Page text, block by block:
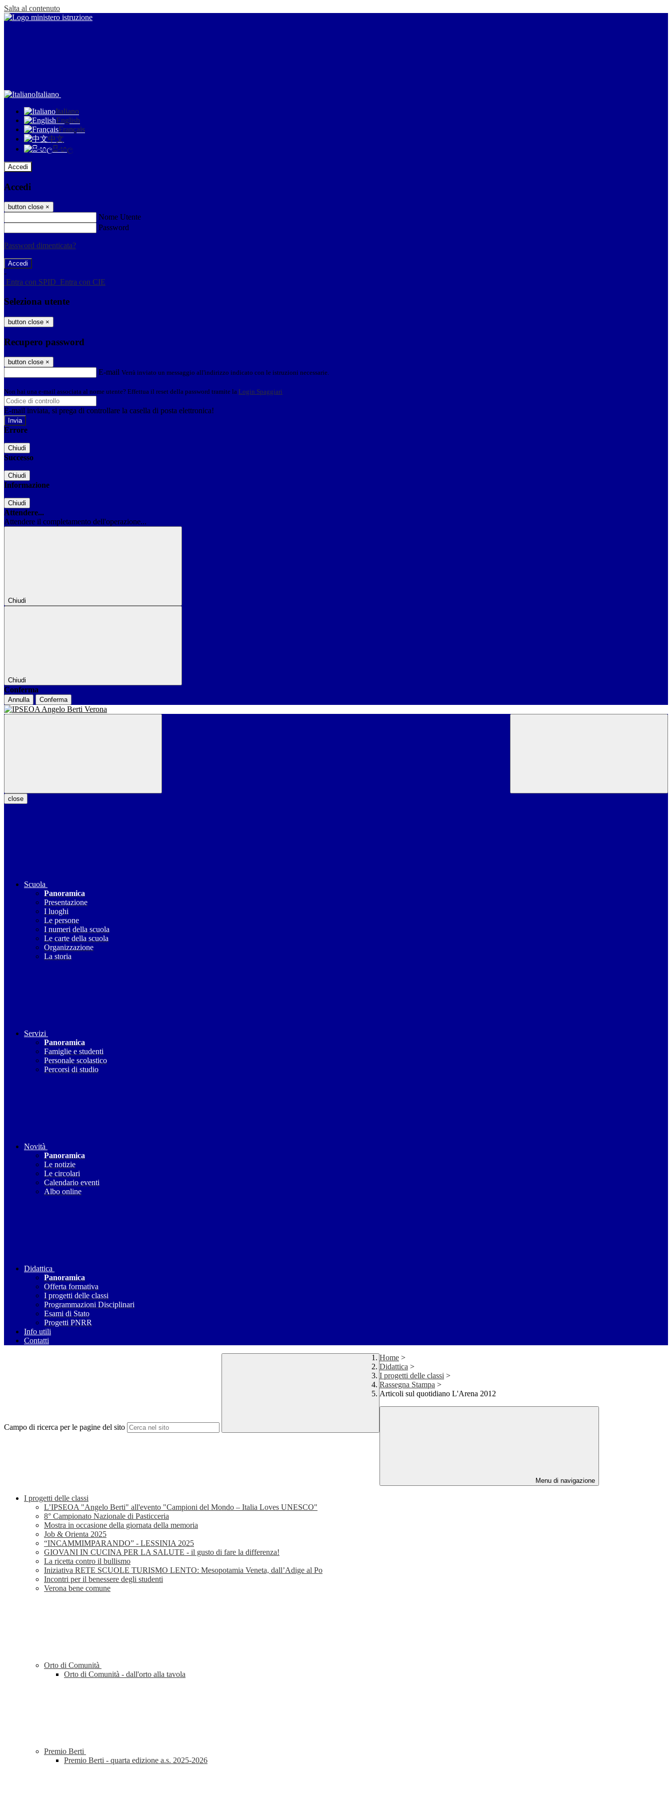
Salta al contenuto
Italiano
Italiano
English
Français
中文
සිංහල
Accedi
Accedi
button close ×
Nome Utente
Password
Password dimenticata?
-
Entra con SPID Entra con CIE
Seleziona utente
button close ×
Recupero password
button close ×
E-mail Verrà inviato un messaggio all'indirizzo indicato con le istruzioni necessarie.
Non hai una e-mail associata al nome utente? Effettua il reset della password tramite la Login Spaggiari
E-mail inviata, si prega di controllare la casella di posta elettronica!
Errore
Chiudi
Successo
Chiudi
Informazione
Chiudi
Attendere...
Attendere il completamento dell'operazione...
Chiudi
Chiudi
Conferma
Annulla Conferma
close
Scuola
Panoramica
Presentazione
I luoghi
Le persone
I numeri della scuola
Le carte della scuola
Organizzazione
La storia
Servizi
Panoramica
Famiglie e studenti
Personale scolastico
Percorsi di studio
Novità
Panoramica
Le notizie
Le circolari
Calendario eventi
Albo online
Didattica
Panoramica
Offerta formativa
I progetti delle classi
Programmazioni Disciplinari
Esami di Stato
Progetti PNRR
Info utili
Contatti
Campo di ricerca per le pagine del sito
Home >
Didattica >
I progetti delle classi >
Rassegna Stampa >
Articoli sul quotidiano L'Arena 2012
Menu di navigazione
I progetti delle classi
L’IPSEOA "Angelo Berti" all'evento "Campioni del Mondo – Italia Loves UNESCO"
8° Campionato Nazionale di Pasticceria
Mostra in occasione della giornata della memoria
Job & Orienta 2025
“INCAMMIMPARANDO” - LESSINIA 2025
GIOVANI IN CUCINA PER LA SALUTE - il gusto di fare la differenza!
La ricetta contro il bullismo
Iniziativa RETE SCUOLE TURISMO LENTO: Mesopotamia Veneta, dall’Adige al Po
Incontri per il benessere degli studenti
Verona bene comune
Orto di Comunità
Orto di Comunità - dall'orto alla tavola
Premio Berti
Premio Berti - quarta edizione a.s. 2025-2026